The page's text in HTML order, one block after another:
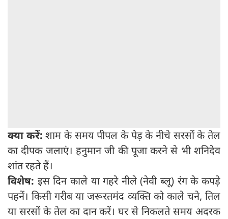
क्या करें:शाम के समय पीपल के पेड़ के नीचे सरसों के तेल
का दीपक जलाएं। हनुमान जी की पूजा करने से भी शनिदेव
शांत रहते हैं।
विशेष: इस दिन काले या गहरे नीले (नेवी ब्लू) रंग के कपड़े
पहनें। किसी गरीब या जरूरतमंद व्यक्ति को काले चने, तिल
या सरसों के तेल का दान करें। घर से निकलते समय अदरक